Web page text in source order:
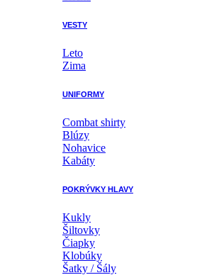
VESTY
Leto
Zima
UNIFORMY
Combat shirty
Blúzy
Nohavice
Kabáty
POKRÝVKY HLAVY
Kukly
Šiltovky
Čiapky
Klobúky
Šatky / Šály